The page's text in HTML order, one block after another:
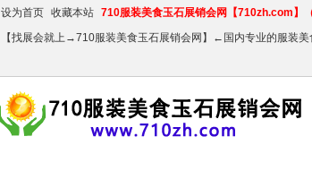
设为首页 收藏本站 710服装美食玉石展销会网【710zh.com】
【找展会就上→710服装美食玉石展销会网】←国内专业的服装美